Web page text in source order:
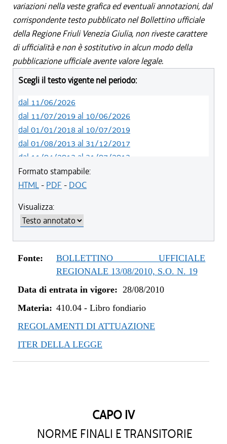
variazioni nella veste grafica ed eventuali annotazioni, dal
corrispondente testo pubblicato nel Bollettino ufficiale
della Regione Friuli Venezia Giulia, non riveste carattere
di ufficialità e non è sostitutivo in alcun modo della
pubblicazione ufficiale avente valore legale.
Scegli il testo vigente nel periodo:
dal 11/06/2026
dal 11/07/2019 al 10/06/2026
dal 01/01/2018 al 10/07/2019
dal 01/08/2013 al 31/12/2017
dal 11/04/2013 al 31/07/2013
dal 01/01/2012 al 10/04/2013
dal 25/08/2011 al 31/12/2011
Formato stampabile:
HTML- PDF - DOC
Visualizza:
Fonte:
BOLLETTINO UFFICIALE
REGIONALE 13/08/2010, S.O. N. 19
Data di entrata in vigore: 28/08/2010
Materia: 410.04- Libro fondiario
REGOLAMENTI DI ATTUAZIONE
ITER DELLA LEGGE
CAPO IV
NORME FINALI E TRANSITORIE